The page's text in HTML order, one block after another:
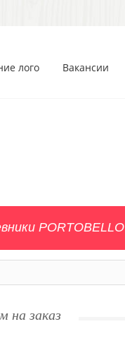
лого Вакансии
PORTOBELLO
на заказ